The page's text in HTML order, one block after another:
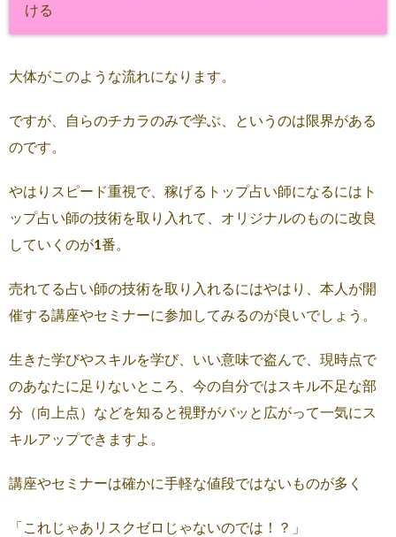
ける
大体がこのような流れになります。
ですが、自らのチカラのみで学ぶ、というのは限界がある
のです。
やはりスピード重視で、稼げるトップ占い師になるにはト
ップ占い師の技術を取り入れて、オリジナルのものに改良
していくのが1番。
売れてる占い師の技術を取り入れるにはやはり、本人が開
催する講座やセミナーに参加してみるのが良いでしょう。
生きた学びやスキルを学び、いい意味で盗んで、現時点で
のあなたに足りないところ、今の自分ではスキル不足な部
分（向上点）などを知ると視野がバッと広がって一気にス
キルアップできますよ。
講座やセミナーは確かに手軽な値段ではないものが多く
「これじゃあリスクゼロじゃないのでは！？」